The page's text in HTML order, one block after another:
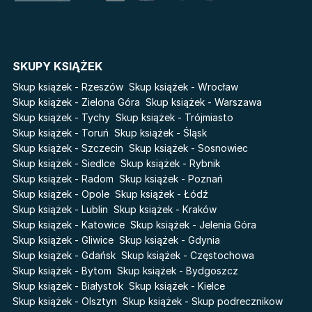
Lato
Pamiętniki Wampirów
Basia. Wielka księga.
Poznawaj świat z Basią
The Hazel Wood
Zmierzch
Faye
Katie Maguire
Liceum Freuda
Sherlock Holmes Society
Światy Pilipiuka
Cień od wschodu
Przebudzenie powietrza
Pieśń Lwicy
Akademia wampirów
Karneval
Baśń o złamanym sercu
Prosta zabawa
SKUPY KSIĄŻEK
Skup książek - Rzeszów Skup książek - Wrocław
Skup książek - Zielona Góra Skup książek - Warszawa
Skup książek - Tychy Skup książek - Trójmiasto
Skup książek - Toruń Skup książek - Śląsk
Skup książek - Szczecin Skup książek - Sosnowiec
Skup książek - Siedlce Skup książek - Rybnik
Skup książek - Radom Skup książek - Poznań
Skup książek - Opole Skup książek - Łódź
Skup książek - Lublin Skup książek - Kraków
Skup książek - Katowice Skup książek - Jelenia Góra
Skup książek - Gliwice Skup książek - Gdynia
Skup książek - Gdańsk Skup książek - Częstochowa
Skup książek - Bytom Skup książek - Bydgoszcz
Skup książek - Białystok Skup książek - Kielce
Skup książek - Olsztyn Skup książek - Skup podrecznikow